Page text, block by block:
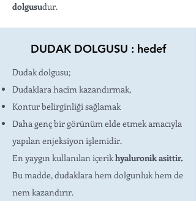
dolgusudur.
DUDAK DOLGUSU : hedef
Dudak dolgusu;
Dudaklara hacim kazandırmak,
Kontur belirginliği sağlamak
Daha genç bir görünüm elde etmek amacıyla
yapılan enjeksiyon işlemidir.
En yaygın kullanılan içerikhyaluronik asittir.
Bu madde, dudaklara hem dolgunluk hem de
nem kazandırır.